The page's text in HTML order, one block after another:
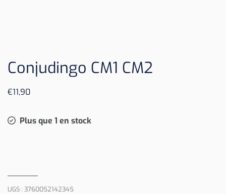
Conjudingo CM1 CM2
€11,90
Plus que 1 en stock
UGS : 3760052142345